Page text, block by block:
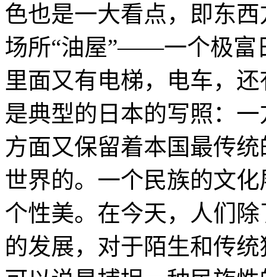
色也是一大看点，即东
场所“油屋”——一个极富
里面又有电梯，电车，
是典型的日本的写照：
方面又保留着本国最传
世界的。一个民族的文
个性美。在今天，人们
的发展，对于陌生和传